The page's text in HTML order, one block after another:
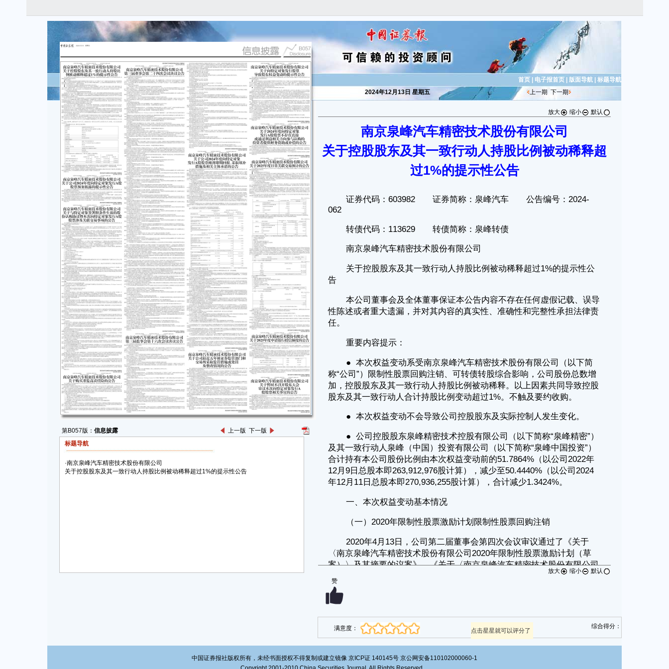
第B057版： 信息披露 上一版 下一版
标题导航
·南京泉峰汽车精密技术股份有限公司
关于控股股东及其一致行动人持股比例被动稀释超过1%的提示性公告
首页 电子报首页 版面导航
标题导航
2024年12月13日 星期五
上一期 下一期
放大 缩小 默认
南京泉峰汽车精密技术股份有限公司
关于控股股东及其一致行动人持股比例被动稀释超
过1%的提示性公告
证券代码：603982 证券简称：泉峰汽车 公告编号：2024-
062
转债代码：113629 转债简称：泉峰转债
南京泉峰汽车精密技术股份有限公司
关于控股股东及其一致行动人持股比例被动稀释超过1%的提示性公
告
本公司董事会及全体董事保证本公告内容不存在任何虚假记载、误导
性陈述或者重大遗漏，并对其内容的真实性、准确性和完整性承担法律责
任。
重要内容提示：
● 本次权益变动系受南京泉峰汽车精密技术股份有限公司（以下简
称“公司”）限制性股票回购注销、可转债转股综合影响，公司股份总数增
加，控股股东及其一致行动人持股比例被动稀释。以上因素共同导致控股
股东及其一致行动人合计持股比例变动超过1%。不触及要约收购。
● 本次权益变动不会导致公司控股股东及实际控制人发生变化。
● 公司控股股东泉峰精密技术控股有限公司（以下简称“泉峰精密”）
及其一致行动人泉峰（中国）投资有限公司（以下简称“泉峰中国投资”）
合计持有本公司股份比例由本次权益变动前的51.7864%（以公司2022年
12月9日总股本即263,912,976股计算），减少至50.4440%（以公司2024
年12月11日总股本即270,936,255股计算），合计减少1.3424%。
一、本次权益变动基本情况
（一）2020年限制性股票激励计划限制性股票回购注销
2020年4月13日，公司第二届董事会第四次会议审议通过了《关于
〈南京泉峰汽车精密技术股份有限公司2020年限制性股票激励计划（草
案）〉及其摘要的议案》、《关于〈南京泉峰汽车精密技术股份有限公司
2020年限制性股票激励计划实施考核管理办法〉的议案》、《关于提请股
东大会授权董事会办理股权激励相关事宜的议案》；2020年6月17日，公
司完成153.24万股限制性股票授予登记。
2022年12月26日，由于部分激励对象离职，公司完成2020年限制性
股票激励计划76,200股限制性股票回购注销；2023年7月17日，由于2名激
励对象已离职不再符合激励条件、1名激励对象个人考核不合格及公司
2022年业绩未完全达到第三个限售期的考核目标，公司完成2020年限制性
股票激励计划166,100股限制性股票回购注销。截至2024年12月11日，
2020年限制性股票激励计划对公司总股本的影响数为-242,300股。
（二）2022年限制性股票激励计划限制性股票回购注销
第二十四次会议审议通过了《关于公司〈2022年限制性股票激励计划（草
案）〉及其摘要的议案》、《关于公司〈2022年限制性股票激励计划实施
2023年7月17日，由于5名激励对象已离职不再符合激励条件、1名激
励对象个人考核不合格及公司2022年业绩未达到2022年限制性股票激励计
划第一个限售期的考核目标，公司完成2022年限制性股票激励计划
755,925股限制性股票回购注销；2023年9月13日，由于公司终止实施
2022年限制性股票激励计划，公司完成2022年限制性股票激励计划
1,551,725股限制性股票回购注销。截至2024年12月11日，2020年限制性
经中国证券监督管理委员会《关于核准南京泉峰汽车精密技术股份有
司债券620万张，每张面值为人民币100元，发行总额为人民币62,000万
放大 缩小
默认
赞
满意度： 点击星星就可以评分了
综合得分：
中国证券报社版权所有，未经书面授权不得复制或建立镜像 京ICP证 140145号 京公网安备110102000060-1